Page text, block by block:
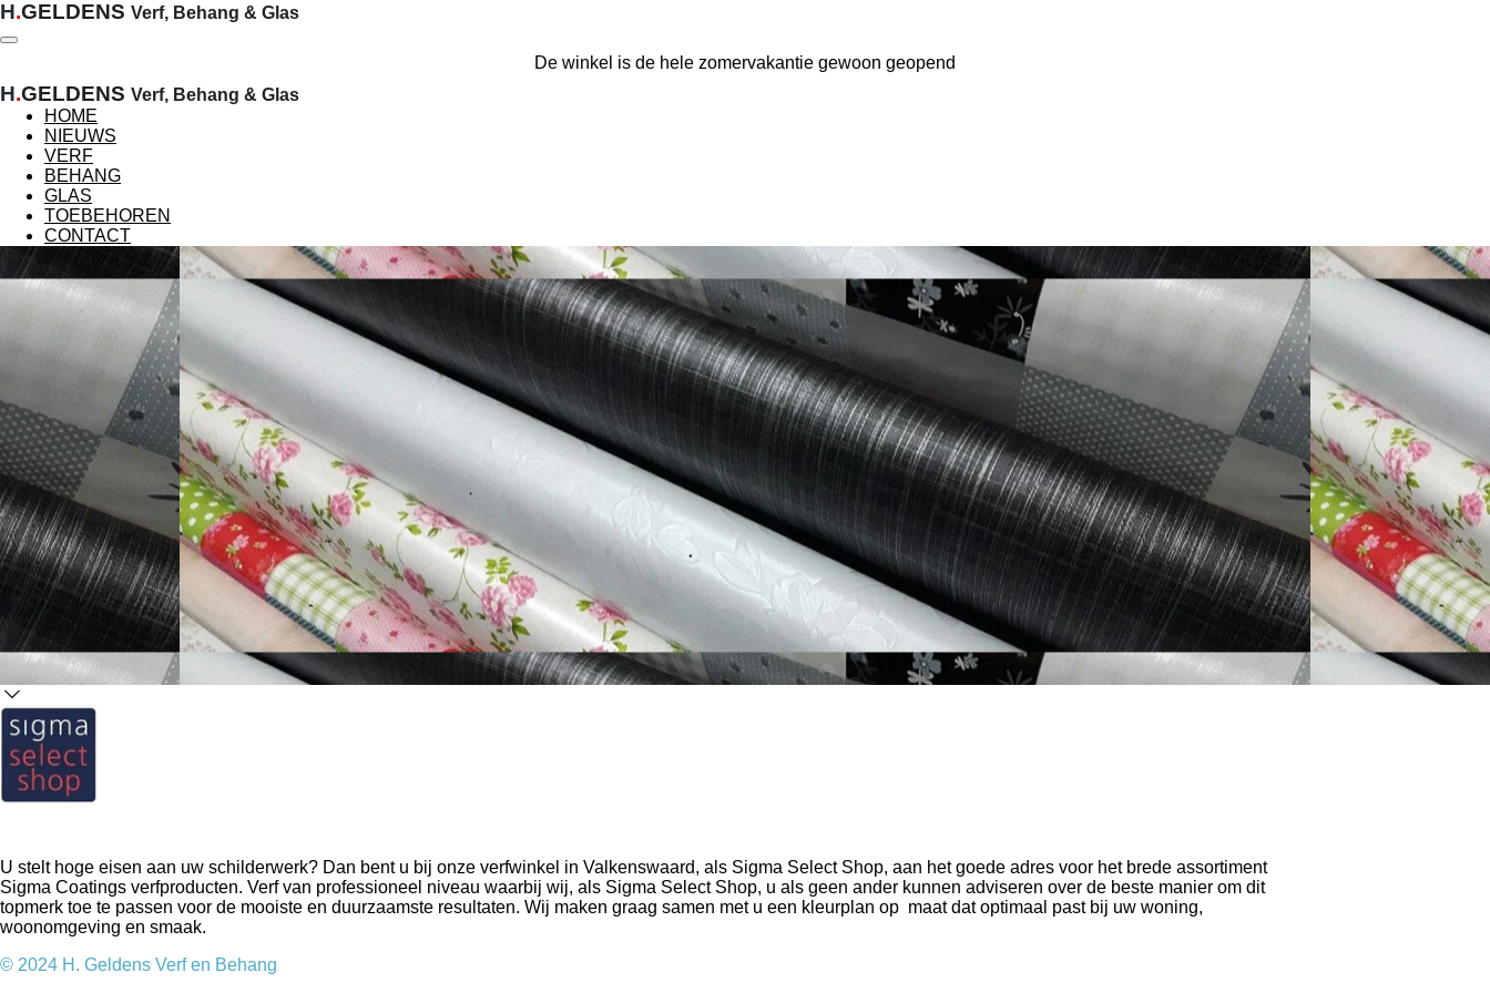
Ga
direct
hoofdinhoud
H.GELDENS Verf, Behang & Glas
De winkel is de hele zomervakantie gewoon geopend
H.GELDENS Verf, Behang & Glas
HOME
NIEUWS
VERF
BEHANG
GLAS
TOEBEHOREN
CONTACT
U stelt hoge eisen aan uw schilderwerk? Dan bent u bij onze verfwinkel in Valkenswaard, als Sigma Select Shop, aan het goede adres voor het brede assortiment
Sigma Coatings verfproducten. Verf van professioneel niveau waarbij wij, als Sigma Select Shop, u als geen ander kunnen adviseren over de beste manier om dit
topmerk toe te passen voor de mooiste en duurzaamste resultaten. Wij maken graag samen met u een kleurplan op maat dat optimaal past bij uw woning,
woonomgeving en smaak.
© 2024 H. Geldens Verf en Behang